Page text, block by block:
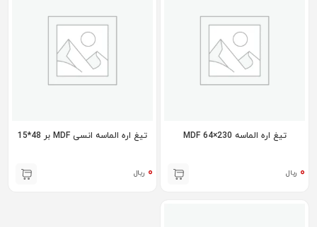
تیغ اره الماسه 230×64 MDF
۰ ریال
تیغ اره الماسه انسی MDF بر 48*15
۰ ریال